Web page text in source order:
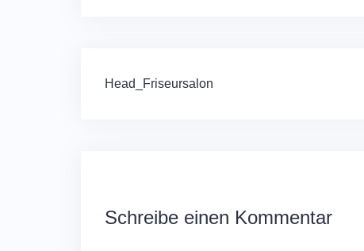
Beitragsnavigation
Head_Friseursalon
Schreibe einen Kommentar